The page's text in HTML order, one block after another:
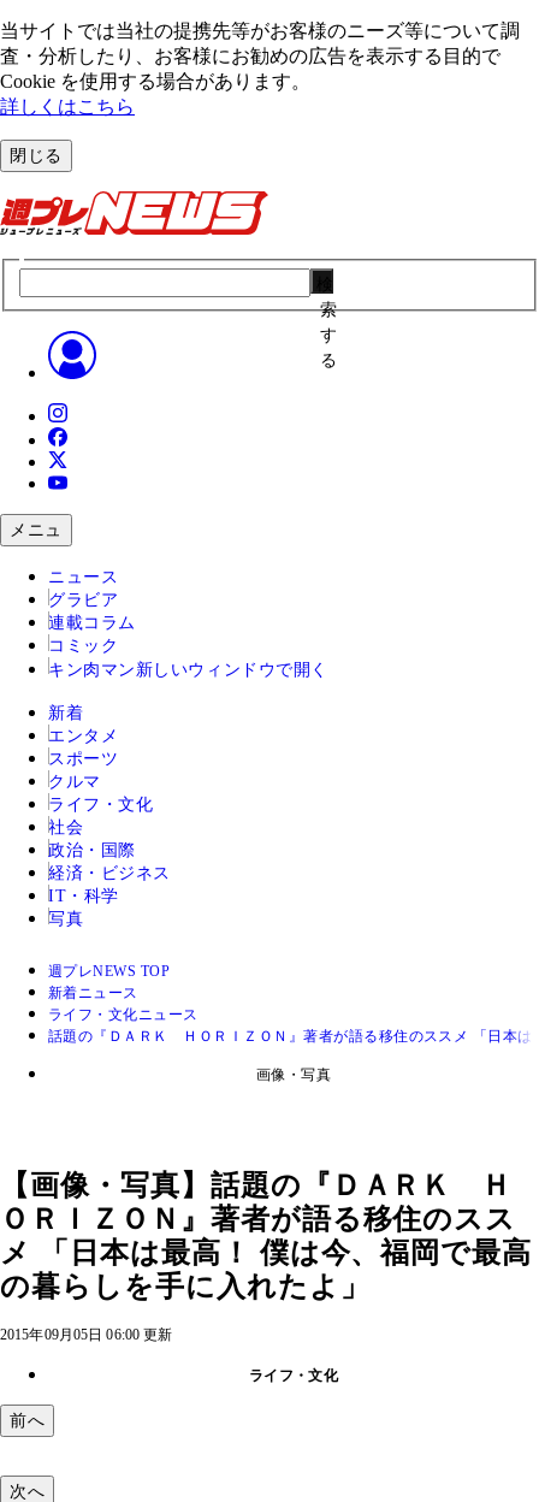
当サイトでは当社の提携先等がお客様のニーズ等について調
査・分析したり、お客様にお勧めの広告を表⽰する⽬的で
Cookie を使⽤する場合があります。
詳しくはこちら
閉じる
索
す
る
メニュ
ニュース
グラビア
連載コラム
コミック
キン肉マン 新しいウィンドウで開く
新着
エンタメ
スポーツ
クルマ
ライフ・文化
社会
政治・国際
経済・ビジネス
IT・科学
写真
週プレNEWS TOP
新着ニュース
ライフ・文化ニュース
話題の『ＤＡＲＫ ＨＯＲＩＺＯＮ』著者が語る移住のススメ 「日本
画像・写真
【画像・写真】話題の『ＤＡＲＫ Ｈ
ＯＲＩＺＯＮ』著者が語る移住のスス
メ 「日本は最高！ 僕は今、福岡で最高
の暮らしを手に入れたよ」
2015年09月05日 06:00 更新
ライフ・文化
前へ
次へ